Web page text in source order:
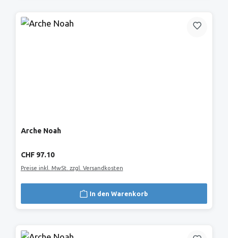
Arche Noah
Regulärer Preis:
CHF 97.10
Preise inkl. MwSt. zzgl. Versandkosten
In den Warenkorb